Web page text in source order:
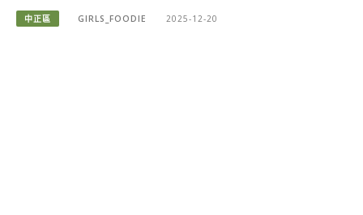
中正區 GIRLS_FOODIE 2025-12-20